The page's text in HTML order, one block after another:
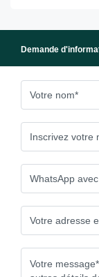
Demande